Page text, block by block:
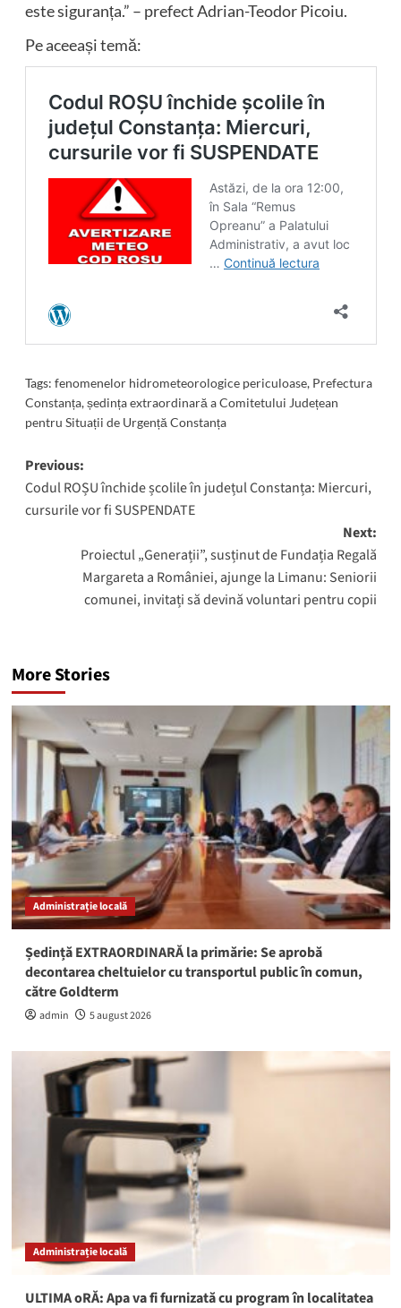
este siguranța.” – prefect Adrian-Teodor Picoiu.
Pe aceeași temă:
Tags: fenomenelor hidrometeorologice periculoase, Prefectura
Constanța,ședința extraordinară a Comitetului Județean
pentru Situații de Urgență Constanța
Post
navigation
Previous:
Codul ROȘU închide școlile în județul Constanța: Miercuri,
cursurile vor fi SUSPENDATE
Next:
Proiectul „Generații”, susținut de Fundația Regală
Margareta a României, ajunge la Limanu: Seniorii
comunei, invitați să devină voluntari pentru copii
More Stories
Administrație locală
Ședință EXTRAORDINARĂ la primărie: Se aprobă
decontarea cheltuielor cu transportul public în comun,
către Goldterm
admin 5 august 2026
Administrație locală
ULTIMA oRĂ: Apa va fi furnizată cu program în localitatea